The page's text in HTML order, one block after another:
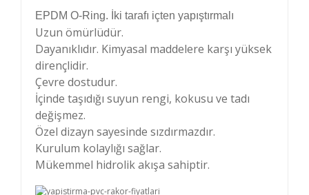
EPDM O-Ring. İki tarafı içten yapıştırmalı
Uzun ömürlüdür.
Dayanıklıdır. Kimyasal maddelere karşı yüksek
dirençlidir.
Çevre dostudur.
İçinde taşıdığı suyun rengi, kokusu ve tadı
değişmez.
Özel dizayn sayesinde sızdırmazdır.
Kurulum kolaylığı sağlar.
Mükemmel hidrolik akışa sahiptir.